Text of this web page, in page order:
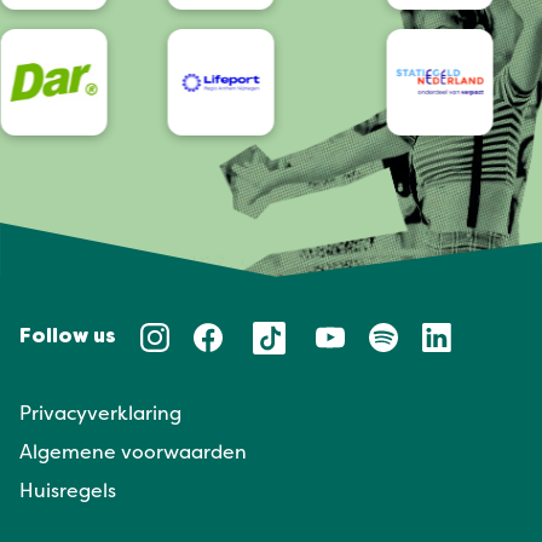
Follow us
Privacyverklaring
Algemene voorwaarden
Huisregels